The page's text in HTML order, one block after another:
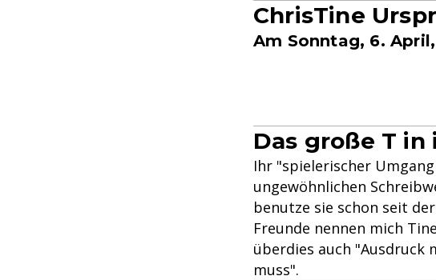
ChrisTine
Am Sonntag, 6.
Das große T
Ihr "spielerischer
ungewöhnlichen
benutze sie schon seit
Freunde nennen mich
überdies auch "Ausdruck
muss".